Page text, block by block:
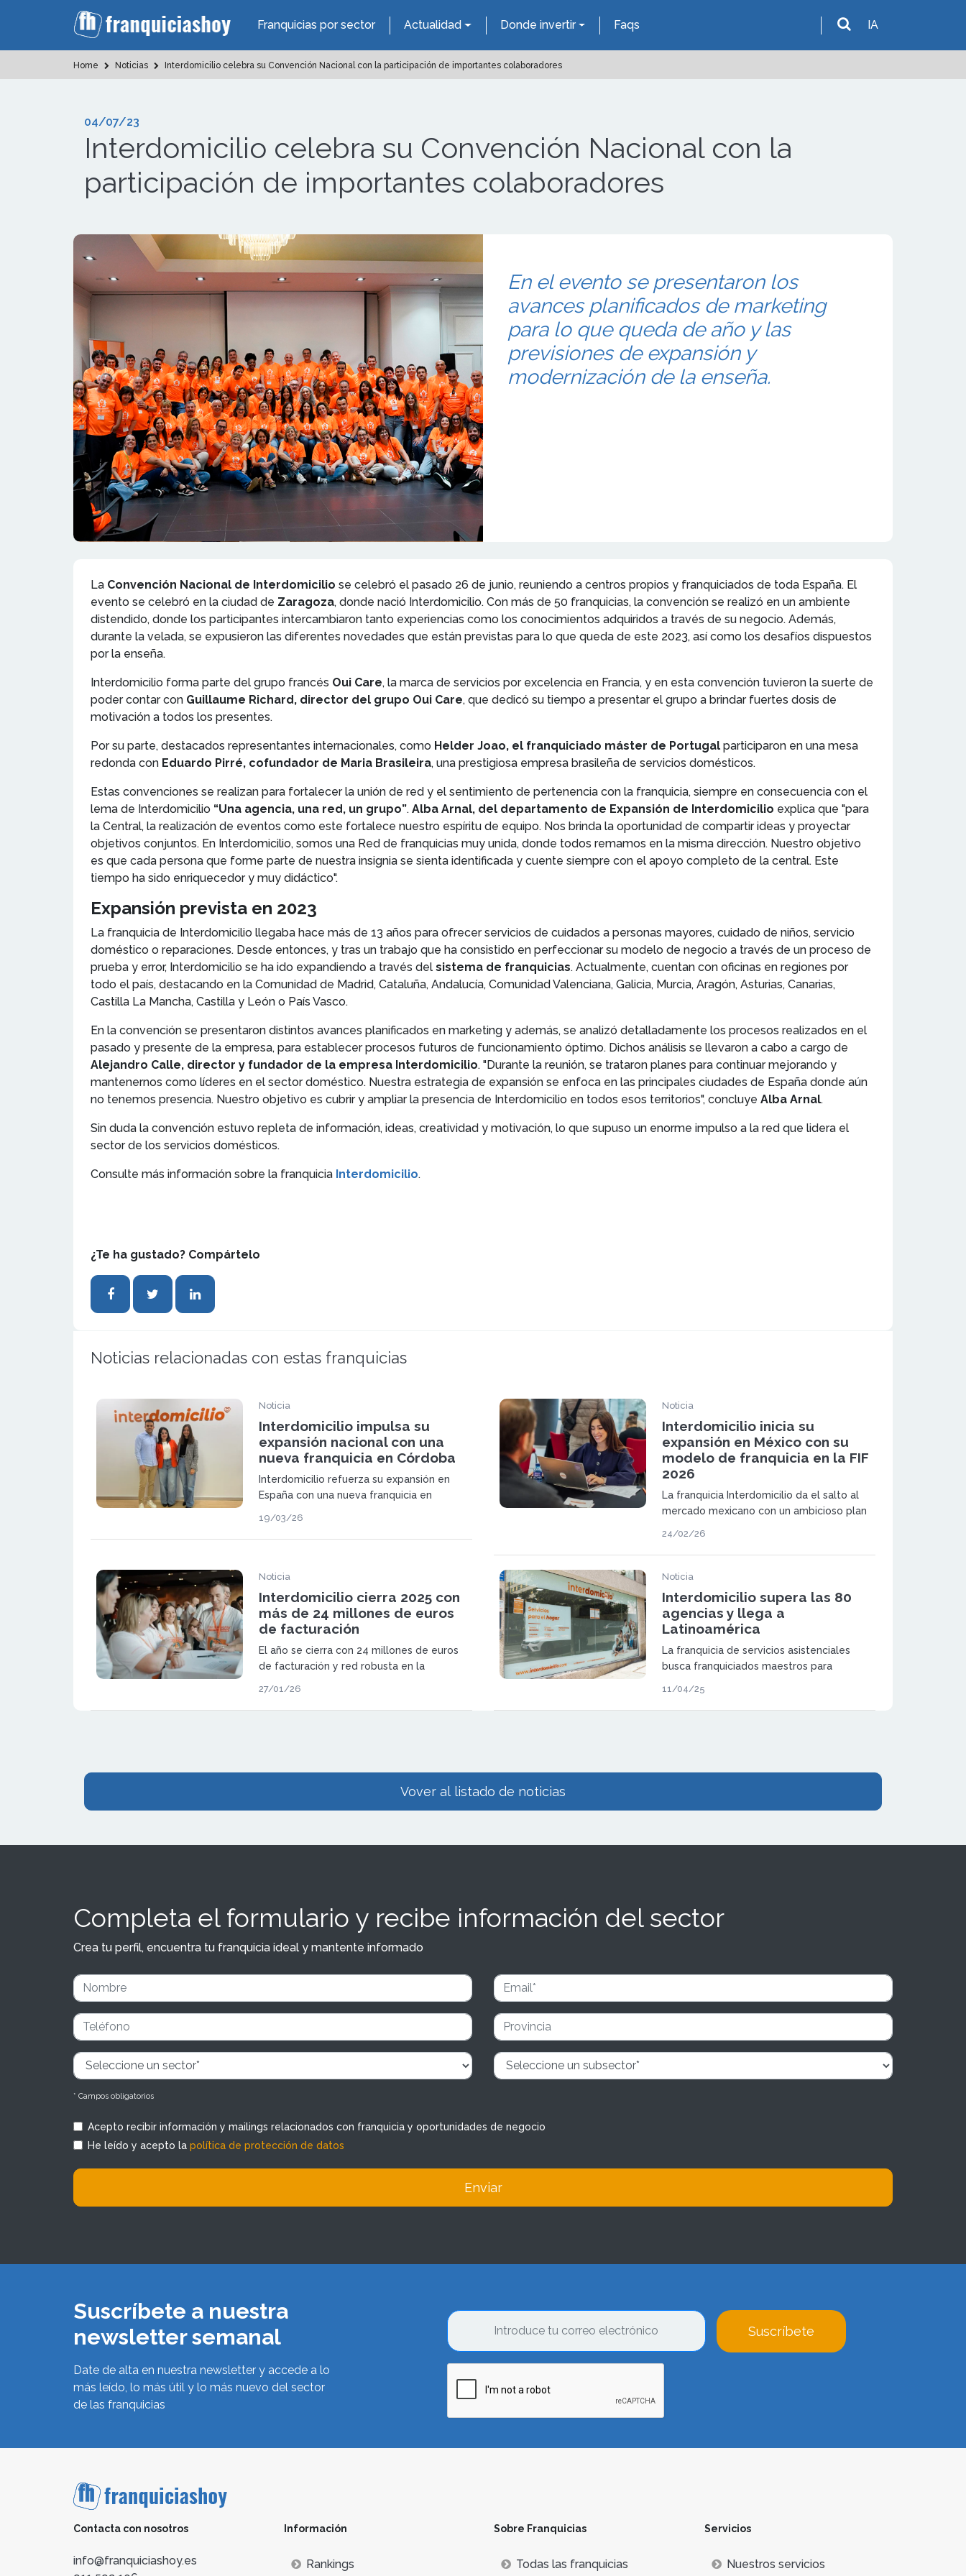
Franquicias por sector Actualidad Donde invertir Faqs IA
Home Noticias Interdomicilio celebra su Convención Nacional con la participación de importantes colaboradores
04/07/23
Interdomicilio celebra su Convención Nacional con la
participación de importantes colaboradores
En el evento se presentaron los
avances planificados de marketing
para lo que queda de año y las
previsiones de expansión y
modernización de la enseña.
La Convención Nacional de Interdomicilio se celebró el pasado 26 de junio, reuniendo a centros propios y franquiciados de toda España. El
evento se celebró en la ciudad de Zaragoza, donde nació Interdomicilio. Con más de 50 franquicias, la convención se realizó en un ambiente
distendido, donde los participantes intercambiaron tanto experiencias como los conocimientos adquiridos a través de su negocio. Además,
durante la velada, se expusieron las diferentes novedades que están previstas para lo que queda de este 2023, así como los desafíos dispuestos
por la enseña.
Interdomicilio forma parte del grupo francés Oui Care, la marca de servicios por excelencia en Francia, y en esta convención tuvieron la suerte de
poder contar con Guillaume Richard, director del grupo Oui Care, que dedicó su tiempo a presentar el grupo a brindar fuertes dosis de
motivación a todos los presentes.
Por su parte, destacados representantes internacionales, como Helder Joao, el franquiciado máster de Portugal participaron en una mesa
redonda con Eduardo Pirré, cofundador de Maria Brasileira, una prestigiosa empresa brasileña de servicios domésticos.
Estas convenciones se realizan para fortalecer la unión de red y el sentimiento de pertenencia con la franquicia, siempre en consecuencia con el
lema de Interdomicilio “Una agencia, una red, un grupo”. Alba Arnal, del departamento de Expansión de Interdomicilio explica que "para
la Central, la realización de eventos como este fortalece nuestro espíritu de equipo. Nos brinda la oportunidad de compartir ideas y proyectar
objetivos conjuntos. En Interdomicilio, somos una Red de franquicias muy unida, donde todos remamos en la misma dirección. Nuestro objetivo
es que cada persona que forme parte de nuestra insignia se sienta identificada y cuente siempre con el apoyo completo de la central. Este
tiempo ha sido enriquecedor y muy didáctico".
Expansión prevista en 2023
La franquicia de Interdomicilio llegaba hace más de 13 años para ofrecer servicios de cuidados a personas mayores, cuidado de niños, servicio
doméstico o reparaciones. Desde entonces, y tras un trabajo que ha consistido en perfeccionar su modelo de negocio a través de un proceso de
prueba y error, Interdomicilio se ha ido expandiendo a través del sistema de franquicias. Actualmente, cuentan con oficinas en regiones por
todo el país, destacando en la Comunidad de Madrid, Cataluña, Andalucía, Comunidad Valenciana, Galicia, Murcia, Aragón, Asturias, Canarias,
Castilla La Mancha, Castilla y León o País Vasco.
En la convención se presentaron distintos avances planificados en marketing y además, se analizó detalladamente los procesos realizados en el
pasado y presente de la empresa, para establecer procesos futuros de funcionamiento óptimo. Dichos análisis se llevaron a cabo a cargo de
Alejandro Calle, director y fundador de la empresa Interdomicilio. "Durante la reunión, se trataron planes para continuar mejorando y
mantenernos como líderes en el sector doméstico. Nuestra estrategia de expansión se enfoca en las principales ciudades de España donde aún
no tenemos presencia. Nuestro objetivo es cubrir y ampliar la presencia de Interdomicilio en todos esos territorios", concluye Alba Arnal.
Sin duda la convención estuvo repleta de información, ideas, creatividad y motivación, lo que supuso un enorme impulso a la red que lidera el
sector de los servicios domésticos.
Consulte más información sobre la franquicia Interdomicilio.
¿Te ha gustado? Compártelo
Noticias relacionadas con estas franquicias
Noticia
Interdomicilio impulsa su
expansión nacional con una
nueva franquicia en Córdoba
Interdomicilio refuerza su expansión en
España con una nueva franquicia en
en un sector en crecimiento impulsado por
la demanda de servicios a domicilio y el
19/03/26
Noticia
Interdomicilio inicia su
expansión en México con su
modelo de franquicia en la FIF
2026
La franquicia Interdomicilio da el salto al
mercado mexicano con un ambicioso plan
oficialmente su proyecto en la Feria
Internacional de Franquicias (FIF) 2026 en
24/02/26
Noticia
Interdomicilio cierra 2025 con
más de 24 millones de euros
de facturación
El año se cierra con 24 millones de euros
de facturación y red robusta en la
a 2026 con foco en eficiencia y
acompañamiento operativo a sus agencias.
27/01/26
Noticia
Interdomicilio supera las 80
agencias y llega a
Latinoamérica
La franquicia de servicios asistenciales
busca franquiciados maestros para
consolidado, con fuerte reconocimiento de
marca y soporte integral
11/04/25
Vover al listado de noticias
Completa el formulario y recibe información del sector
Crea tu perfil, encuentra tu franquicia ideal y mantente informado
* Campos obligatorios
Acepto recibir información y mailings relacionados con franquicia y oportunidades de negocio
He leído y acepto la política de protección de datos
Enviar
Suscríbete a nuestra
newsletter semanal
Date de alta en nuestra newsletter y accede a lo
más leído, lo más útil y lo más nuevo del sector
de las franquicias
Suscríbete
Contacta con nosotros
info@franquiciashoy.es
Información
Rankings
Sobre Franquicias
Todas las franquicias
Servicios
Nuestros servicios